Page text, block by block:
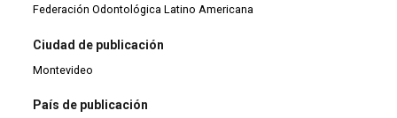
Federación Odontológica Latino Americana
Ciudad de publicación
Montevideo
País de publicación